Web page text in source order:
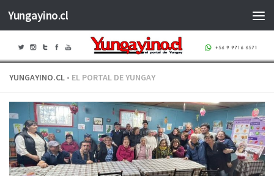
Saltar al contenido
Yungayino.cl
YUNGAYINO.CL • EL PORTAL DE YUNGAY